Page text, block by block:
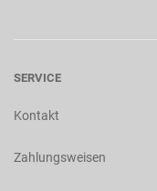
SERVICE
Kontakt
Zahlungsweisen